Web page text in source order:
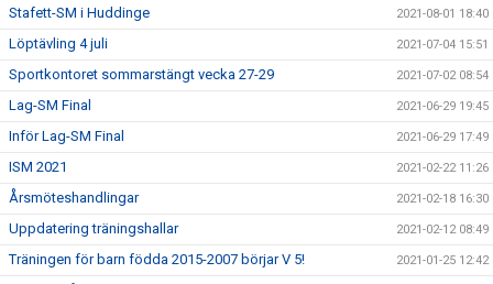
Stafett-SM i Huddinge 2021-08-01 18:40
Löptävling 4 juli 2021-07-04 15:51
Sportkontoret sommarstängt vecka 27-29 2021-07-02 08:54
Lag-SM Final 2021-06-29 19:45
Inför Lag-SM Final 2021-06-29 17:49
ISM 2021 2021-02-22 11:26
Årsmöteshandlingar 2021-02-18 16:30
Uppdatering träningshallar 2021-02-12 08:49
Träningen för barn födda 2015-2007 börjar V 5! 2021-01-25 12:42